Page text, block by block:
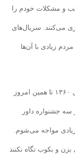
و مشکلات خودم را
می‌کنند. سریال‌های
مردم زیادی با آن‌ها
خمسه درباره معرفی استعدادها گفت: من از سال ۱۳۶۰ تا همین امروز
جشنواره داور
زیادی مواجه می‌شوم.
و بکوب نگاه نکنند